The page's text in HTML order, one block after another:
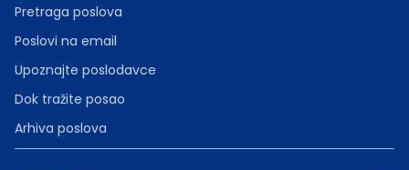
Pretraga poslova
Poslovi na email
Upoznajte poslodavce
Dok tražite posao
Arhiva poslova